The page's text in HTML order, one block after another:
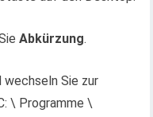
Abkürzung.
wechseln Sie zur
\ Programme \